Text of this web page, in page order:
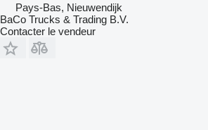
Pays-Bas, Nieuwendijk
BaCo Trucks & Trading B.V.
Contacter le vendeur